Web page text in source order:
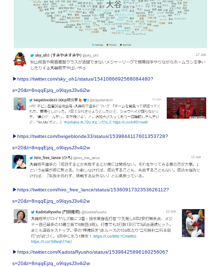
▶︎https://twitter.com/sky_oh1/status/1541086692568084480?
s=20&t=8nqqEjzq_o9IqysJ3v4i2w
▶︎https://twitter.com/beigeblonde33/status/1539844117601353728?
s=20&t=8nqqEjzq_o9IqysJ3v4i2w
▶︎https://twitter.com/hiro_free_lance/status/1536091732353626112?
s=20&t=8nqqEjzq_o9IqysJ3v4i2w
▶︎https://twitter.com/KadotaRyusho/status/1539842589616025606?
s=20&t=8nqqEjzq_o9IqysJ3v4i2w